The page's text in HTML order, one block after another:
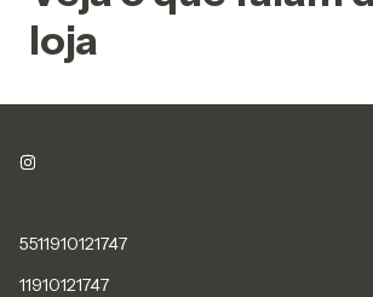
loja
5511910121747
11910121747